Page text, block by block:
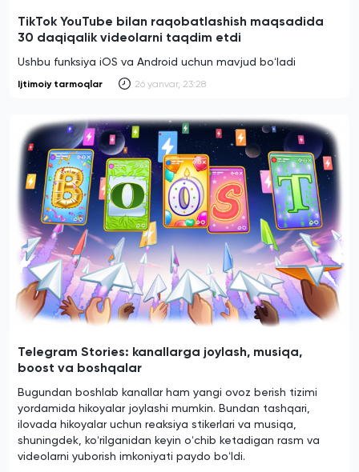
TikTok YouTube bilan raqobatlashish maqsadida
30 daqiqalik videolarni taqdim etdi
Ushbu funksiya iOS va Android uchun mavjud boʻladi
Ijtimoiy tarmoqlar 26 yanvar, 23:28
Telegram Stories: kanallarga joylash, musiqa,
boost va boshqalar
Bugundan boshlab kanallar ham yangi ovoz berish tizimi
yordamida hikoyalar joylashi mumkin. Bundan tashqari,
ilovada hikoyalar uchun reaksiya stikerlari va musiqa,
shuningdek, koʻrilganidan keyin oʻchib ketadigan rasm va
videolarni yuborish imkoniyati paydo boʻldi.